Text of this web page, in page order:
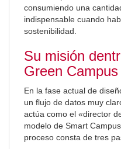
consumiendo una
indispensable cuando
sostenibilidad.
Su misión
Green Campus
En la fase actual de
un flujo de datos muy
actúa como el «director
modelo de Smart
proceso consta de tres